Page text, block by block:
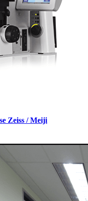
Zeiss / Meiji